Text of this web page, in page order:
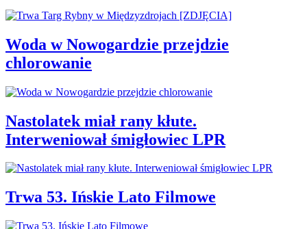
Woda w Nowogardzie przejdzie
chlorowanie
Nastolatek miał rany kłute.
Interweniował śmigłowiec LPR
Trwa 53. Ińskie Lato Filmowe